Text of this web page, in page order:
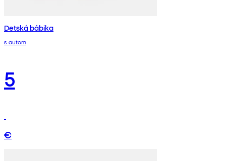
Detská bábika
s autom
5
€